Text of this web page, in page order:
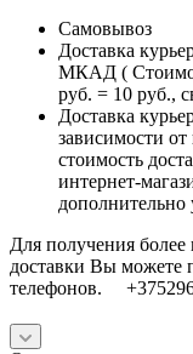
Самовывоз
Доставка
МКАД (
руб. = 10 руб.,
Доставка
зависимости от
стоимость
интернет-
дополнительно
Для получения
доставки Вы можете
телефонов.